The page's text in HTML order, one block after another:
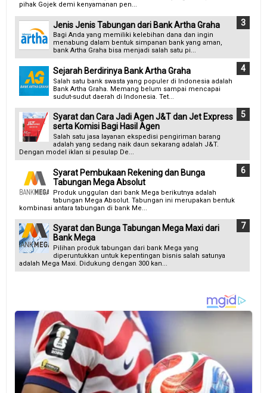
pihak Gojek demi kenyamanan pen...
Jenis Jenis Tabungan dari Bank Artha Graha
Bagi Anda yang memiliki kelebihan dana dan ingin
menabung dalam bentuk simpanan bank yang aman,
bank Artha Graha bisa menjadi salah satu pi...
Sejarah Berdirinya Bank Artha Graha
Salah satu bank swasta yang populer di Indonesia adalah
Bank Artha Graha. Memang belum sampai mencapai
sudut-sudut daerah di Indonesia. Tet...
Syarat dan Cara Jadi Agen J&T dan Jet Express
serta Komisi Bagi Hasil Agen
Salah satu jasa layanan ekspedisi pengiriman barang
adalah yang sedang naik daun sekarang adalah J&T.
Dengan model iklan si pesulap De...
Syarat Pembukaan Rekening dan Bunga
Tabungan Mega Absolut
Produk unggulan dari bank Mega berikutnya adalah
tabungan Mega Absolut. Tabungan ini merupakan bentuk
kombinasi antara tabungan di bank Me...
Syarat dan Bunga Tabungan Mega Maxi dari
Bank Mega
Pilihan produk tabungan dari bank Mega yang
diperuntukkan untuk kepentingan bisnis salah satunya
adalah Mega Maxi. Didukung dengan 300 kan...